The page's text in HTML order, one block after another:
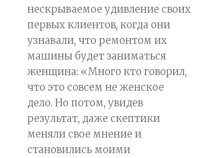
нескрываемое удивление своих
первых клиентов, когда они
узнавали, что ремонтом их
машины будет заниматься
женщина: «Много кто говорил,
что это совсем не женское
дело. Но потом, увидев
результат, даже скептики
меняли свое мнение и
становились моими